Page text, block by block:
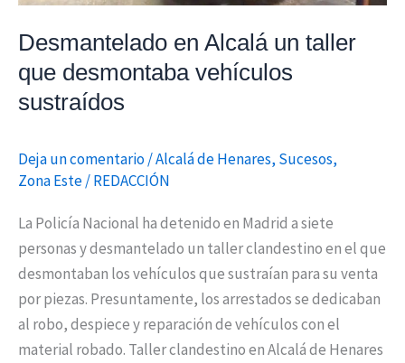
Desmantelado en Alcalá un taller
que desmontaba vehículos
sustraídos
Deja un comentario/Alcalá de Henares, Sucesos,
Zona Este/REDACCIÓN
La Policía Nacional ha detenido en Madrid a siete
personas y desmantelado un taller clandestino en el que
desmontaban los vehículos que sustraían para su venta
por piezas. Presuntamente, los arrestados se dedicaban
al robo, despiece y reparación de vehículos con el
material robado. Taller clandestino en Alcalá de Henares